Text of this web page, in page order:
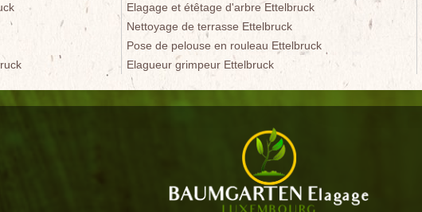
Elagage et étêtage d'arbre Ettelbruck
Nettoyage de terrasse Ettelbruck
Pose de pelouse en rouleau Ettelbruck
Elagueur grimpeur Ettelbruck